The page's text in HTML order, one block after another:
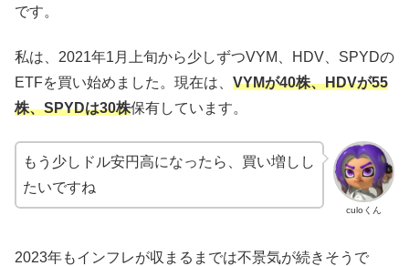
です。
私は、2021年1月上旬から少しずつVYM、HDV、SPYDの
ETFを買い始めました。現在は、 VYMが40株、HDVが55
株、SPYDは30株保有しています。
culoくん
もう少しドル安円高になったら、買い増しし
たいですね
2023年もインフレが収まるまでは不景気が続きそうで